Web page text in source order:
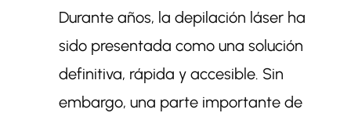
Durante años, la depilación láser ha
sido presentada como una solución
definitiva, rápida y accesible. Sin
embargo, una parte importante de